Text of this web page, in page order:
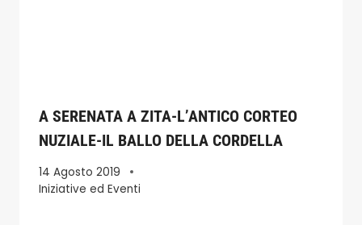
A SERENATA A ZITA-L’ANTICO CORTEO
NUZIALE-IL BALLO DELLA CORDELLA
14 Agosto 2019
Iniziative ed Eventi